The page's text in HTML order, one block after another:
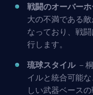
戦闘のオーバー
大の不満である
なっており、戦
行します。
琉球スタイル－
イルと統合可能
しい武器ベースの